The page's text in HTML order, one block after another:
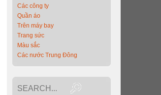
Các công ty
Quần áo
Trên máy bay
Trang sức
Màu sắc
Các nước Trung Đông